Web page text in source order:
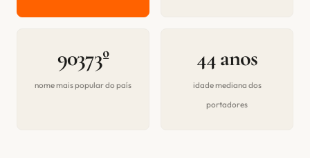
90373º
nome mais popular do país
44 anos
idade mediana dos
portadores